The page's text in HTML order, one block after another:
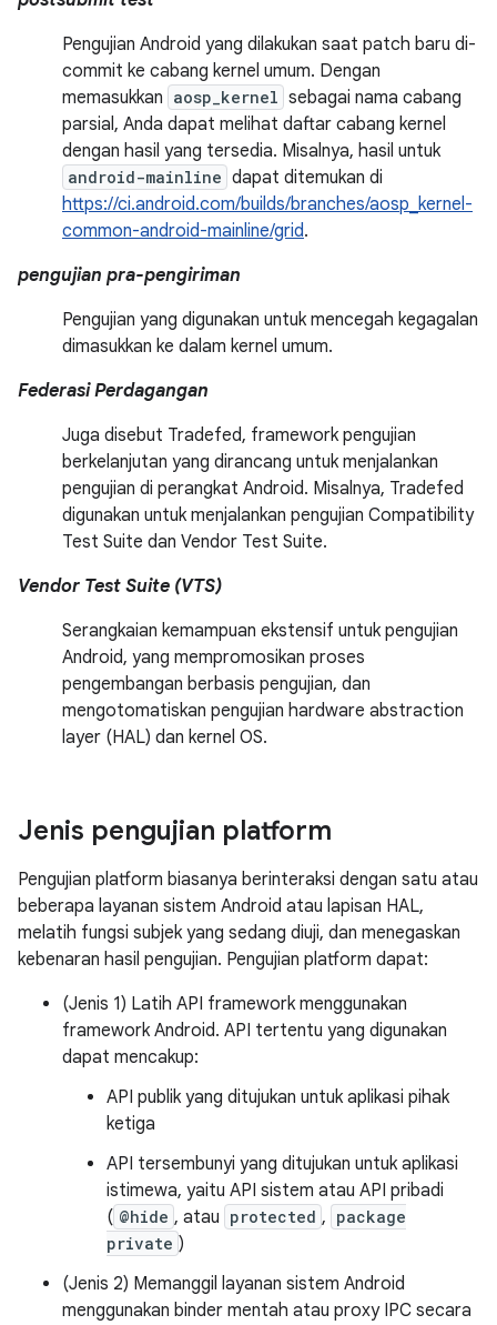
Pengujian Android yang dilakukan saat patch baru di-
commit ke cabang kernel umum. Dengan
memasukkan aosp_kernel sebagai nama cabang
parsial, Anda dapat melihat daftar cabang kernel
dengan hasil yang tersedia. Misalnya, hasil untuk
android-mainline dapat ditemukan di
https://ci.android.com/builds/branches/aosp_kernel-
common-android-mainline/grid.
pengujian pra-pengiriman
Pengujian yang digunakan untuk mencegah kegagalan
dimasukkan ke dalam kernel umum.
Federasi Perdagangan
Juga disebut Tradefed, framework pengujian
berkelanjutan yang dirancang untuk menjalankan
pengujian di perangkat Android. Misalnya, Tradefed
digunakan untuk menjalankan pengujian Compatibility
Test Suite dan Vendor Test Suite.
Vendor Test Suite (VTS)
Serangkaian kemampuan ekstensif untuk pengujian
Android, yang mempromosikan proses
pengembangan berbasis pengujian, dan
mengotomatiskan pengujian hardware abstraction
layer (HAL) dan kernel OS.
Jenis pengujian platform
Pengujian platform biasanya berinteraksi dengan satu atau
beberapa layanan sistem Android atau lapisan HAL,
melatih fungsi subjek yang sedang diuji, dan menegaskan
kebenaran hasil pengujian. Pengujian platform dapat:
(Jenis 1) Latih API framework menggunakan
framework Android. API tertentu yang digunakan
dapat mencakup:
API publik yang ditujukan untuk aplikasi pihak
ketiga
API tersembunyi yang ditujukan untuk aplikasi
istimewa, yaitu API sistem atau API pribadi
( @hide , atau protected , package
private )
(Jenis 2) Memanggil layanan sistem Android
menggunakan binder mentah atau proxy IPC secara